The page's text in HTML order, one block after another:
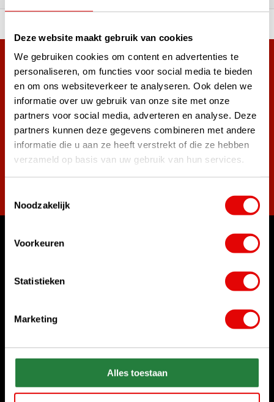
Deze website maakt gebruik van cookies
We gebruiken cookies om content en advertenties te
personaliseren, om functies voor social media te bieden
en om ons websiteverkeer te analyseren. Ook delen we
informatie over uw gebruik van onze site met onze
partners voor social media, adverteren en analyse. Deze
partners kunnen deze gegevens combineren met andere
informatie die u aan ze heeft verstrekt of die ze hebben
verzameld op basis van uw gebruik van hun services.
Noodzakelijk
Voorkeuren
Statistieken
Marketing
Alles toestaan
Meer dan 38.000 klanten hebben zich al
aangemeld.
Word ook lid van de nieuwsbrief en mis nooit meer de beste
golf aanbiedingen!
Waar kunnen we u mee helpen?
Bel ons gerust
Chat met ons
Stuur ons een e-mail
sales@golfdriver.nl